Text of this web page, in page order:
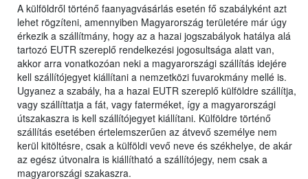
A külföldről történő faanyagvásárlás esetén fő szabályként azt
lehet rögzíteni, amennyiben Magyarország területére már úgy
érkezik a szállítmány, hogy az a hazai jogszabályok hatálya alá
tartozó EUTR szereplő rendelkezési jogosultsága alatt van,
akkor arra vonatkozóan neki a magyarországi szállítás idejére
kell szállítójegyet kiállítani a nemzetközi fuvarokmány mellé is.
Ugyanez a szabály, ha a hazai EUTR szereplő külföldre szállítja,
vagy szállíttatja a fát, vagy faterméket, így a magyarországi
útszakaszra is kell szállítójegyet kiállítani. Külföldre történő
szállítás esetében értelemszerűen az átvevő személye nem
kerül kitöltésre, csak a külföldi vevő neve és székhelye, de akár
az egész útvonalra is kiállítható a szállítójegy, nem csak a
magyarországi szakaszra.